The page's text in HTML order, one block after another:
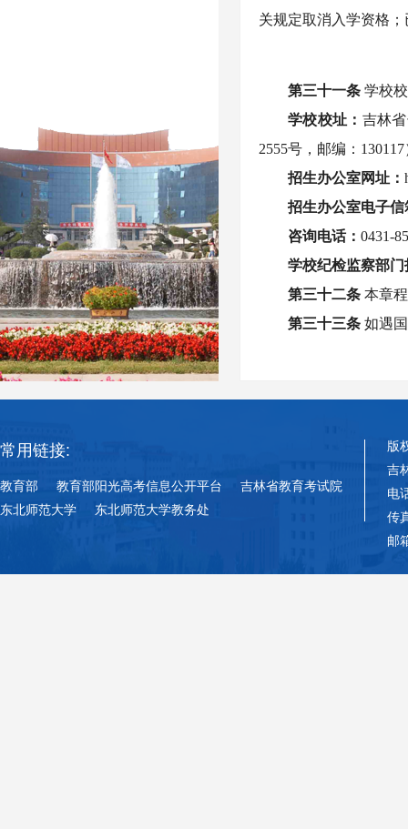
关规定取消入学资格
第三十一条 学校
学校校址： 吉林
2555号，邮编：
招生办公室网址：
招生办公室电子信
咨询电话：0431-
学校纪检监察部
第三十二条 本章
第三十三条 如遇
常用链接:
教育部 教育部阳光高考信息公开平台
吉林省教育考试院
东北师范大学
东北师范大学教务处
版
吉
电
传
邮